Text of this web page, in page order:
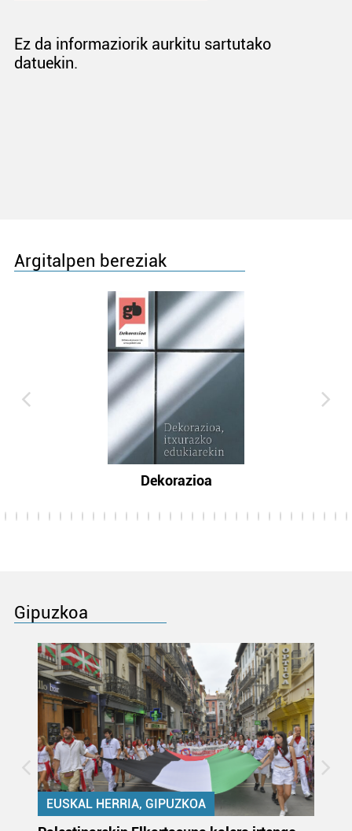
Ez da informaziorik aurkitu sartutako
datuekin.
Argitalpen bereziak
Dekorazioa
Gipuzkoa
EUSKAL HERRIA, GIPUZKOA